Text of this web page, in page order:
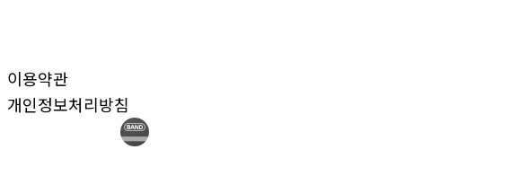
이용약관
개인정보처리방침